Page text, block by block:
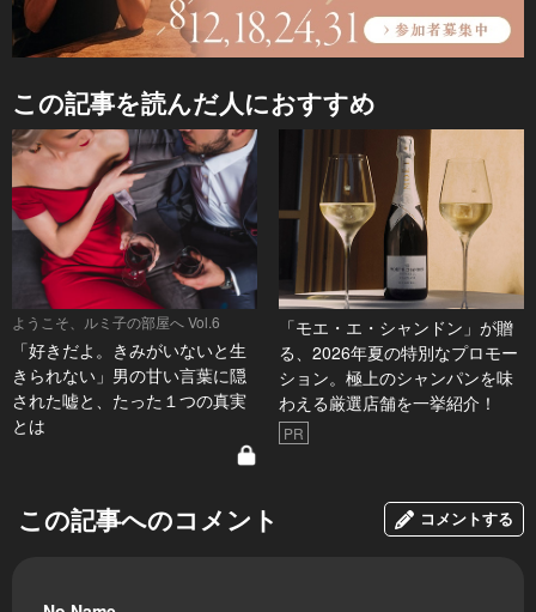
この記事を読んだ人におすすめ
ようこそ、ルミ子の部屋へ Vol.6
「好きだよ。きみがいないと生
きられない」男の甘い言葉に隠
された嘘と、たった１つの真実
とは
「モエ・エ・シャンドン」が贈
る、2026年夏の特別なプロモー
ション。極上のシャンパンを味
わえる厳選店舗を一挙紹介！
PR
この記事へのコメント コメントする